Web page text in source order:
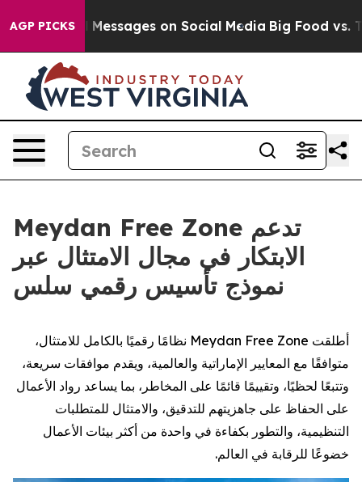
AGP PICKSMessages on Social Media Big Food vs. The
Meydan Free Zone تدعم
الابتكار في مجال الامتثال عبر
نموذج تأسيس رقمي سلس
أطلقت Meydan Free Zone نظامًا رقميًا بالكامل للامتثال،
متوافقًا مع المعايير الإماراتية والعالمية، ويقدم موافقات سريعة،
وتتبعًا لحظيًا، وتقييمًا قائمًا على المخاطر، بما يساعد رواد الأعمال
على الحفاظ على جاهزيتهم للتدقيق، والامتثال للمتطلبات
التنظيمية، والتطور بكفاءة في واحدة من أكثر بيئات الأعمال
خضوعًا للرقابة في العالم.